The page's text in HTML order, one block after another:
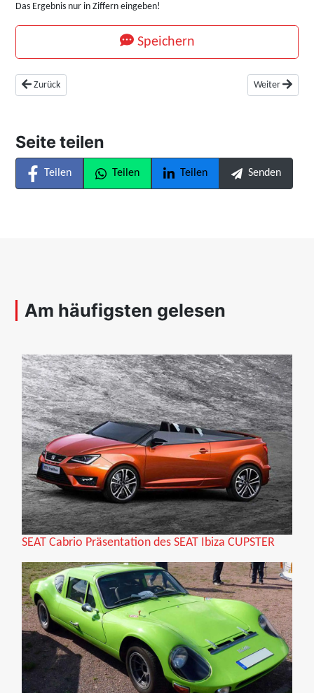
Das Ergebnis nur in Ziffern eingeben!
Speichern
Vorheriger Beitrag: [un]nützliche Fakten rund ums Auto
Zurück Nächster
Weiter
Seite teilen
Teilen Teilen Teilen Senden
Am häufigsten gelesen
SEAT Cabrio Präsentation des SEAT Ibiza CUPSTER